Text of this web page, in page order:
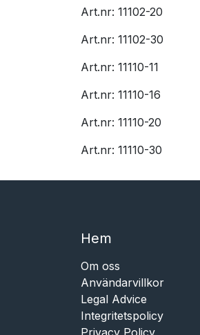
Art.nr: 11102-20
Art.nr: 11102-30
Art.nr: 11110-11
Art.nr: 11110-16
Art.nr: 11110-20
Art.nr: 11110-30
Hem​​
Om oss
Användarvillkor
Legal Advice
Integritetspolicy